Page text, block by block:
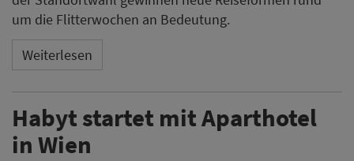
um die Flitterwochen an Bedeutung.
Weiterlesen
Habyt startet mit Aparthotel
in Wien